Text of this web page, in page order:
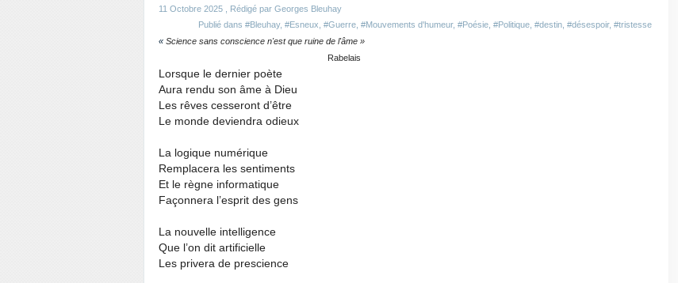
11 Octobre 2025 , Rédigé par Georges Bleuhay
Publié dans #Bleuhay, #Esneux #Guerre #Mouvements d'humeur, #Poésie #Politique #destin #désespoir, #tristesse
« Science sans conscience n'est que ruine de l'âme »
Rabelais
Lorsque le dernier poète
Aura rendu son âme à Dieu
Les rêves cesseront d’être
Le monde deviendra odieux
La logique numérique
Remplacera les sentiments
Et le règne informatique
Façonnera l’esprit des gens
La nouvelle intelligence
Que l’on dit artificielle
Les privera de prescience